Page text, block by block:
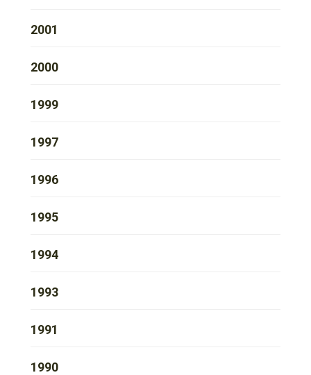
2001
2000
1999
1997
1996
1995
1994
1993
1991
1990